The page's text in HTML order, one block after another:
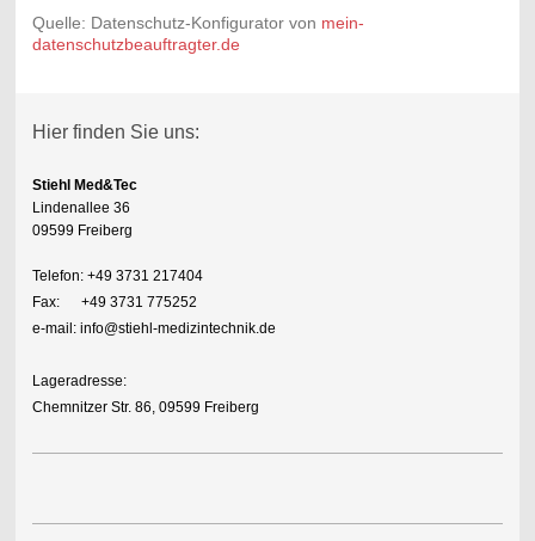
Quelle: Datenschutz-Konfigurator von mein-
datenschutzbeauftragter.de
Hier finden Sie uns:
Stiehl Med&Tec
Lindenallee 36
09599 Freiberg
Telefon: +49 3731 217404
Fax: +49 3731 775252
e-mail: info@stiehl-medizintechnik.de
Lageradresse:
Chemnitzer Str. 86, 09599 Freiberg